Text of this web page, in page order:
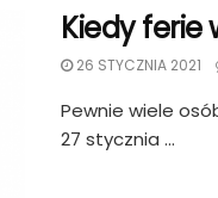
Kiedy ferie
26 STYCZNIA 2021
Pewnie wiele
27 stycznia ...